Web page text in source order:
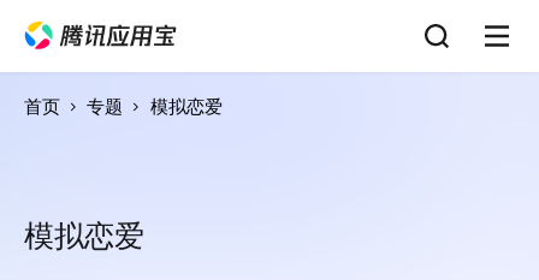
首页 专题 模拟恋爱
模拟恋爱